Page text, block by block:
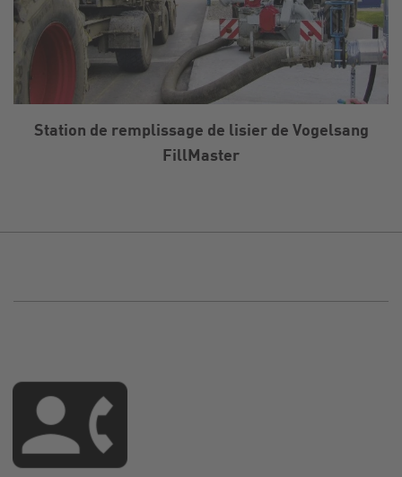
Station de remplissage de lisier de Vogelsang
FillMaster